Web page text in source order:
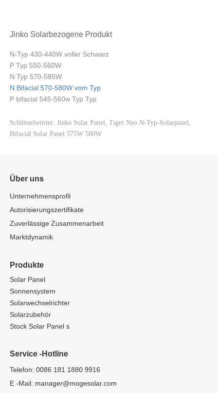
Jinko Solarbezogene Produkt
N-Typ 430-440W voller Schwarz
P Typ 550-560W
N Typ 570-585W
N Bifacial 570-580W vom Typ
P bifacial 545-560w Typ Typ
Schlüsselwörter: Jinko Solar Panel, Tiger Neo N-Typ-Solarpanel,
Bifacial Solar Panel 575W 580W
Über uns
Unternehmensprofil
Autorisierungszertifikate
Zuverlässige Zusammenarbeit
Marktdynamik
Produkte
Solar Panel
Sonnensystem
Solarwechselrichter
Solarzubehör
Stock Solar Panel s
Service -Hotline
Telefon: 0086 181 1880 9916
E -Mail: manager@mogesolar.com